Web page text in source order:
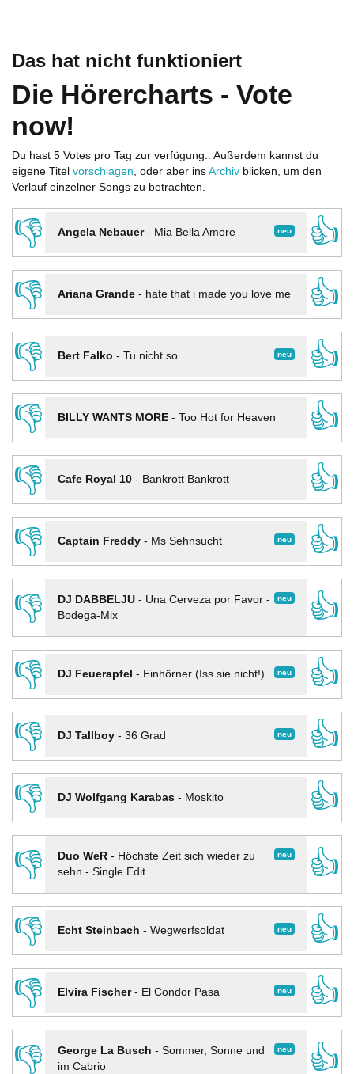
Das hat nicht funktioniert
Die Hörercharts - Vote
now!
Du hast 5 Votes pro Tag zur verfügung.. Außerdem kannst du
eigene Titel vorschlagen, oder aber ins Archiv blicken, um den
Verlauf einzelner Songs zu betrachten.
👎 neu
Angela Nebauer- Mia Bella Amore
👍
👎
Ariana Grande- hate that i made you love me
👍
👎
neu
Bert Falko - Tu nicht so
👍
👎
BILLY WANTS MORE- Too Hot for Heaven
👍
👎
Cafe Royal 10- Bankrott Bankrott
👍
👎
neu
Captain Freddy- Ms Sehnsucht
👍
👎
neu
DJ DABBELJU- Una Cerveza por Favor -
Bodega-Mix
👍
👎
neu
DJ Feuerapfel - Einhörner (Iss sie nicht!)
👍
👎
neu
DJ Tallboy- 36 Grad
👍
👎
DJ Wolfgang Karabas- Moskito
👍
👎
neu
Duo WeR- Höchste Zeit sich wieder zu
sehn - Single Edit
👍
👎
neu
Echt Steinbach - Wegwerfsoldat
👍
👎
neu
Elvira Fischer- El Condor Pasa
👍
👎
neu
George La Busch - Sommer, Sonne und
im Cabrio
👍